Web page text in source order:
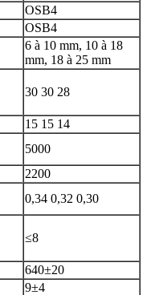
OSB4
OSB4
6 à 10 mm, 10 à 18
mm, 18 à 25 mm
30 30 28
15 15 14
5000
2200
0,34 0,32 0,30
≤8
640±20
9±4